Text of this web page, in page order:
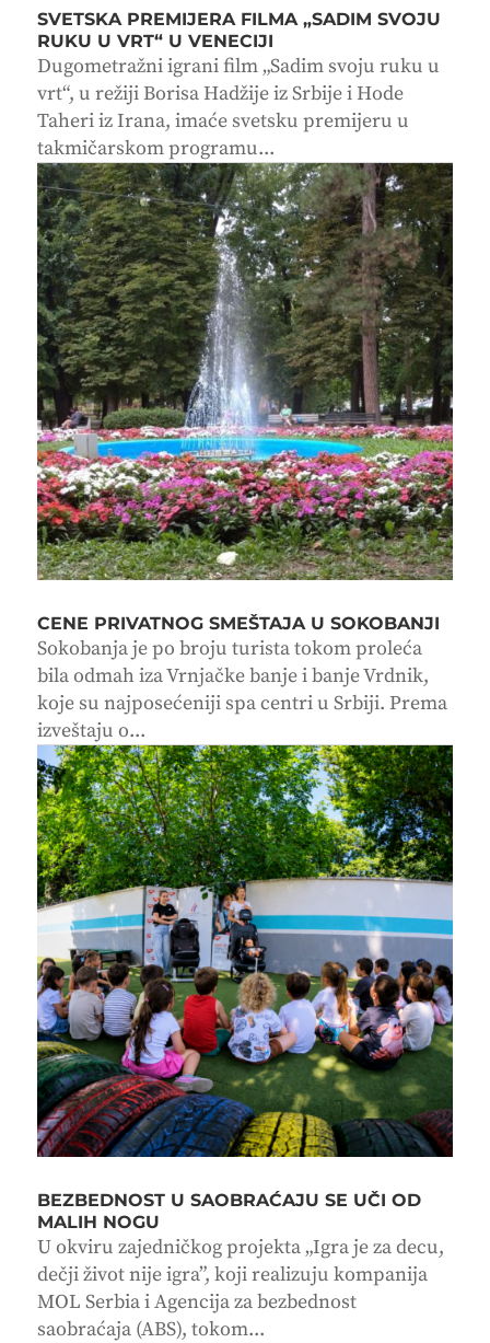
SVETSKA PREMIJERA FILMA „SADIM SVOJU
RUKU U VRT“ U VENECIJI
Dugometražni igrani film „Sadim svoju ruku u
vrt“, u režiji Borisa Hadžije iz Srbije i Hode
Taheri iz Irana, imaće svetsku premijeru u
takmičarskom programu...
CENE PRIVATNOG SMEŠTAJA U SOKOBANJI
Sokobanja je po broju turista tokom proleća
bila odmah iza Vrnjačke banje i banje Vrdnik,
koje su najposećeniji spa centri u Srbiji. Prema
izveštaju o...
BEZBEDNOST U SAOBRAĆAJU SE UČI OD
MALIH NOGU
U okviru zajedničkog projekta „Igra je za decu,
dečji život nije igra”, koji realizuju kompanija
MOL Serbia i Agencija za bezbednost
saobraćaja (ABS), tokom...